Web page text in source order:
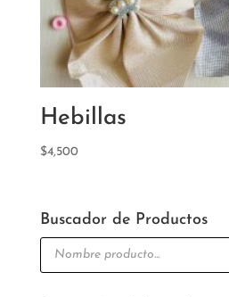
Hebillas
$4,500
Buscador de Productos
Búsqueda